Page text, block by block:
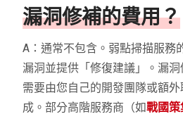
漏洞修補的費用？
A：通常不包含。弱點掃描服務
漏洞並提供「修復建議」。漏洞
需要由您自己的開發團隊或額
成。部分高階服務商（如戰國策